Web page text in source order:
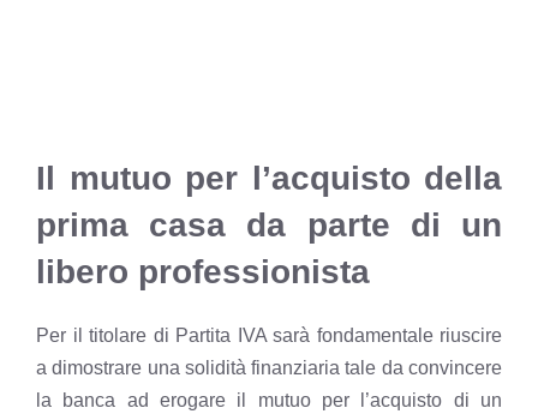
Il mutuo per l’acquisto della
prima casa da parte di un
libero professionista
Per il titolare di Partita IVA sarà fondamentale riuscire
a dimostrare una solidità finanziaria tale da convincere
la banca ad erogare il mutuo per l’acquisto di un